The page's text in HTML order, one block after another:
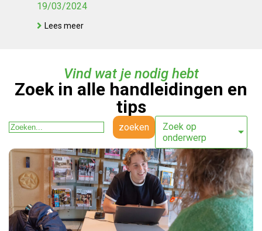
19/03/2024
Lees meer
Vind wat je nodig hebt
Zoek in alle handleidingen en
tips
zoeken
Zoek op
onderwerp